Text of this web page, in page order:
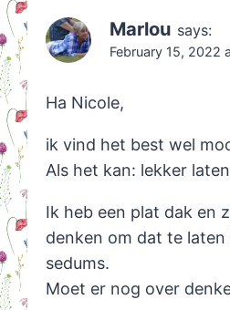
Marlou says:
February 15, 2022
Ha Nicole,
ik vind het best wel
Als het kan: lekker
Ik heb een plat dak en
denken om dat te
sedums.
Moet er nog over